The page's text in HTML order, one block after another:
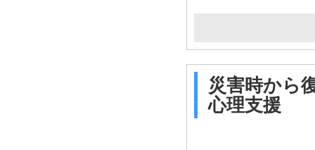
災害時から
心理支援